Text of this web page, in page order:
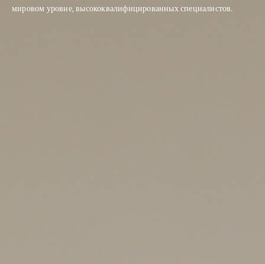
мировом уровне, высококвалифицированных специалистов.